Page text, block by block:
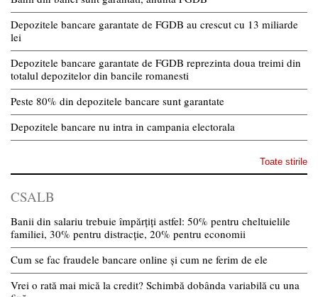
Depozitele bancare garantate de FGDB au crescut cu 13 miliarde
lei
Depozitele bancare garantate de FGDB reprezinta doua treimi din
totalul depozitelor din bancile romanesti
Peste 80% din depozitele bancare sunt garantate
Depozitele bancare nu intra in campania electorala
Toate stirile
CSALB
Banii din salariu trebuie împărțiți astfel: 50% pentru cheltuielile
familiei, 30% pentru distracție, 20% pentru economii
Cum se fac fraudele bancare online și cum ne ferim de ele
Vrei o rată mai mică la credit? Schimbă dobânda variabilă cu una